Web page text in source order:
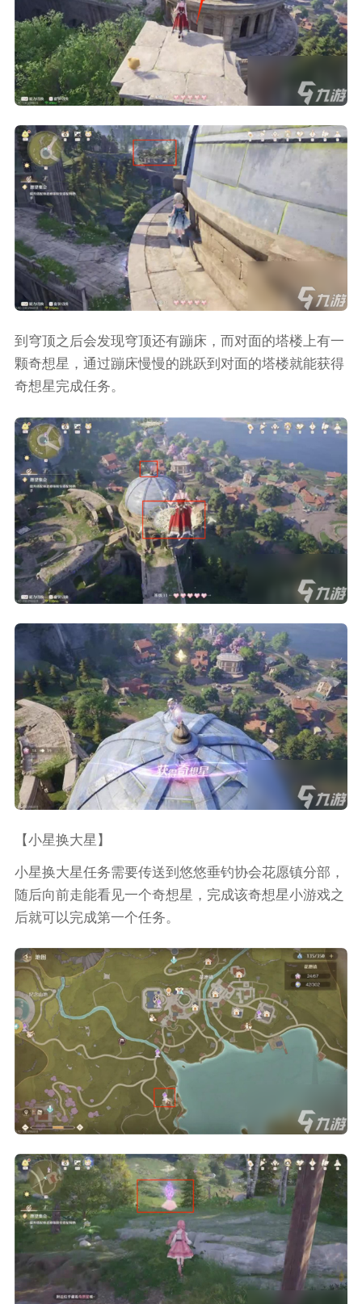
到穹顶之后会发现穹顶还有蹦床，而对面的塔楼上有一
颗奇想星，通过蹦床慢慢的跳跃到对面的塔楼就能获得
奇想星完成任务。
【小星换大星】
小星换大星任务需要传送到悠悠垂钓协会花愿镇分部，
随后向前走能看见一个奇想星，完成该奇想星小游戏之
后就可以完成第一个任务。